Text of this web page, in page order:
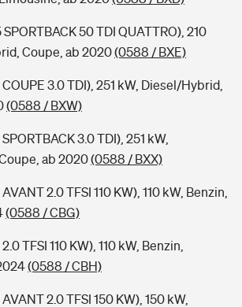
50 TDI QUATTRO), 210
Coupe, ab 2020(0588 / BXE)
3.0 TDI), 251 kW, Diesel/Hybrid,
(0588 / BXW)
3.0 TDI), 251 kW,
ab 2020(0588 / BXX)
2.0 TFSI 110 KW), 110 kW, Benzin,
(0588 / CBG)
TFSI 110 KW), 110 kW, Benzin,
(0588 / CBH)
2.0 TFSI 150 KW), 150 kW,